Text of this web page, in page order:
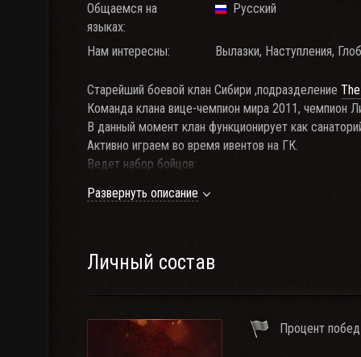
Общаемся на
языках:
Русский
Нам интересны: Вылазки, Наступления,
Старейший боевой клан Сибири ,подразделение
Команда клана вице-чемпион мира 2011, чемпион
В данный момент клан функционирует как
Активно играем во время ивентов на ГК.
Ведет набор бойцов:
2. Возраст от 18 лет+
5. Наличие минимум 4 ТОП танков в ангаре.
7. Наличие наушников, микрофона.
9. Прайм Тайм с 16.00 - 20.00 МСК
Развернуть описание
Личный состав
Процент побед